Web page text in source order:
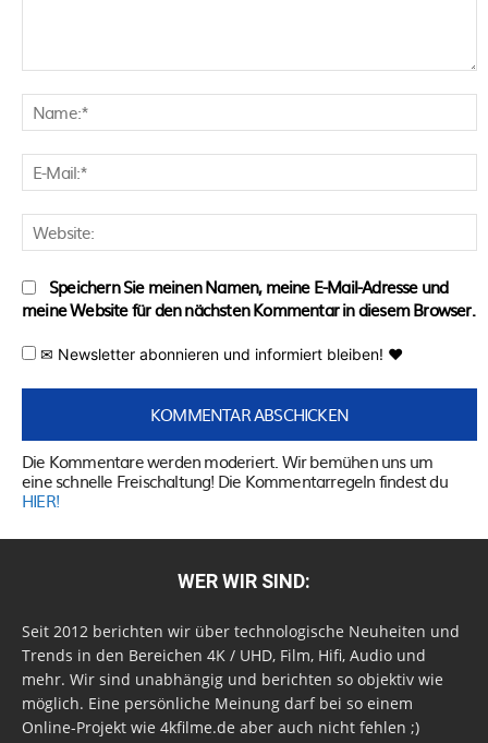
Speichern Sie meinen Namen, meine E-Mail-Adresse und
meine Website für den nächsten Kommentar in diesem Browser.
✉ Newsletter abonnieren und informiert bleiben! ♥
Die Kommentare werden moderiert. Wir bemühen uns um
eine schnelle Freischaltung! Die Kommentarregeln findest du
HIER!
WER WIR SIND:
Seit 2012 berichten wir über technologische Neuheiten und
Trends in den Bereichen 4K / UHD, Film, Hifi, Audio und
mehr. Wir sind unabhängig und berichten so objektiv wie
möglich. Eine persönliche Meinung darf bei so einem
Online-Projekt wie 4kfilme.de aber auch nicht fehlen ;)